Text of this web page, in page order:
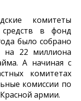
комитеты
в фонд
было собрано
на 22 миллиона
А начиная с
комитетах
комиссии по
армии.